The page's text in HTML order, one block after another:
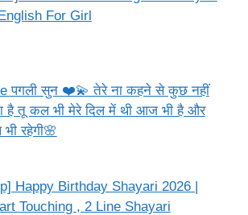
For Girl
पगली सुन ❤️💫 तेरे ना कहने से कुछ नहीं
है तू कल भी मेरे दिल में थी आज भी है और
रहेगी🌸
Happy Birthday Shayari 2026 |
Touching , 2 Line Shayari